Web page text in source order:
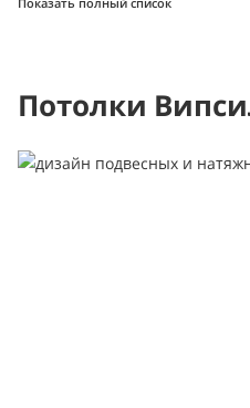
Потолки